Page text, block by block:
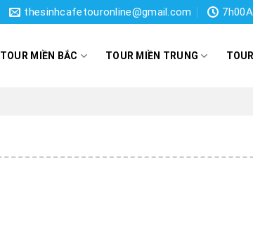
thesinhcafetouronline@gmail.com
TOUR MIỀN BẮC TOUR MIỀN TRUNG